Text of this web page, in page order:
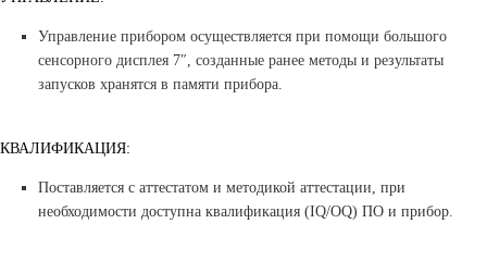
Управление прибором осуществляется при помощи большого
сенсорного дисплея 7″, созданные ранее методы и результаты
запусков хранятся в памяти прибора.
КВАЛИФИКАЦИЯ:
Поставляется с аттестатом и методикой аттестации, при
необходимости доступна квалификация (IQ/OQ) ПО и прибор.